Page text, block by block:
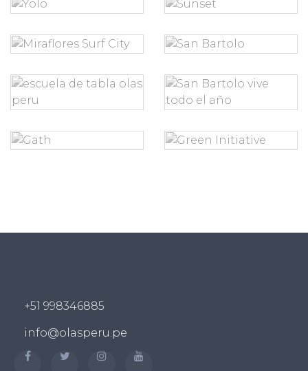
+51 998346885
info@olasperu.pe